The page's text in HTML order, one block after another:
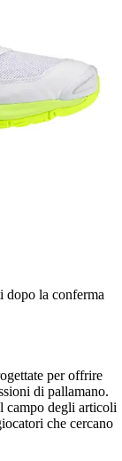
dopo la conferma
per offrire
di pallamano.
campo degli articoli
che cercano